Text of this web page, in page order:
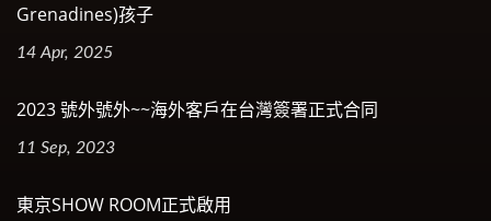
Grenadines)孩子
14 Apr, 2025
2023 號外號外~~海外客戶在台灣簽署正式合同
11 Sep, 2023
東京SHOW ROOM正式啟用